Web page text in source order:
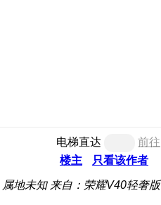
电梯直达
前往
楼主
只看该作者
属地未知 来自：荣耀V40轻奢版